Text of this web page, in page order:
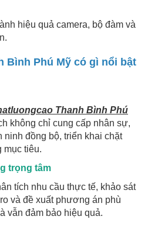
hiệu quả camera, bộ đàm và
Bình Phú Mỹ có gì nổi bật
Thanh Bình Phú
không chỉ cung cấp nhân sự,
ninh đồng bộ, triển khai chặt
mục tiêu.
trọng tâm
tích nhu cầu thực tế, khảo sát
và đề xuất phương án phù
vẫn đảm bảo hiệu quả.